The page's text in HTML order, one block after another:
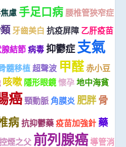
慮 手足口病 腰椎管狹窄症
牙齒美白 抗疫屏障 乙肝疫苗
腺結節 病毒 抑鬱症支氣
髓移植 超聲波 甲醛赤小豆
咳嗽 隱形眼鏡懷孕 地中海貧
癌頸動脈 角膜炎 肥胖骨
病 抗抑鬱藥 疫苗加強針 藥
煙之父 前列腺癌 導管消